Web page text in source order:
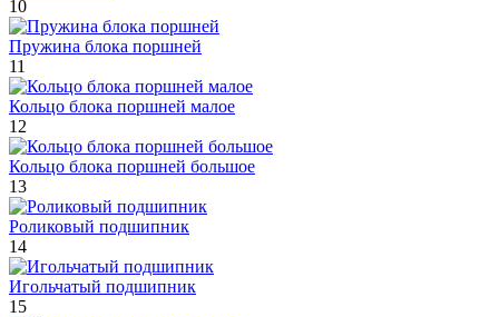
10
Пружина блока поршней
11
Кольцо блока поршней малое
12
Кольцо блока поршней большое
13
Роликовый подшипник
14
Игольчатый подшипник
15